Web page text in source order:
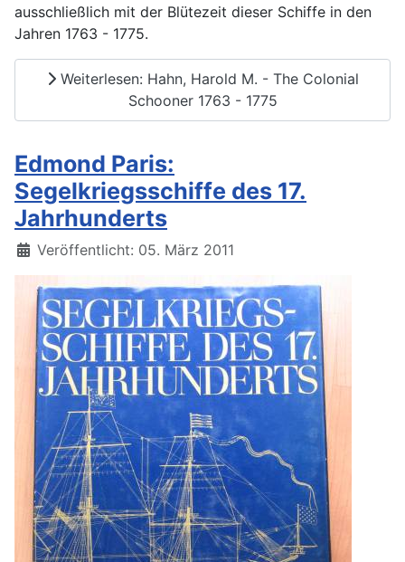
ausschließlich mit der Blütezeit dieser Schiffe in den
Jahren 1763 - 1775.
Weiterlesen: Hahn, Harold M. - The Colonial
Schooner 1763 - 1775
Edmond Paris:
Segelkriegsschiffe des 17.
Jahrhunderts
Details
Veröffentlicht: 05. März 2011